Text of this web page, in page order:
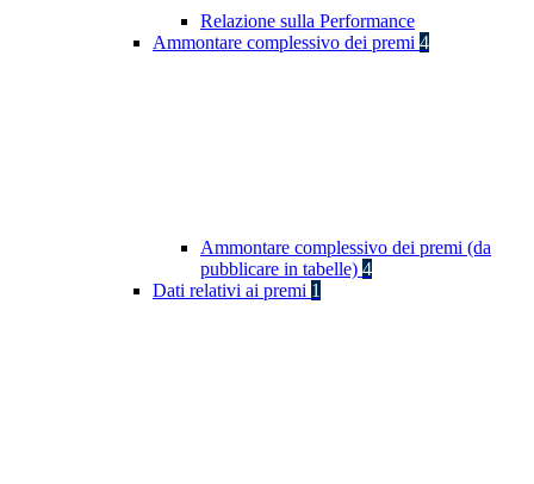
Relazione sulla Performance
Ammontare complessivo dei premi 4
Ammontare complessivo dei premi (da
pubblicare in tabelle) 4
Dati relativi ai premi 1